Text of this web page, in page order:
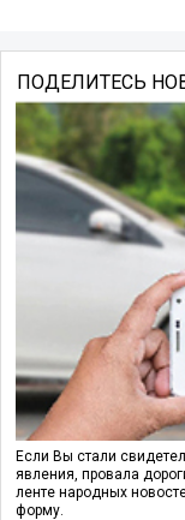
ПОДЕЛИТЕСЬ
Если Вы стали
явления, провала
ленте народных
форму.